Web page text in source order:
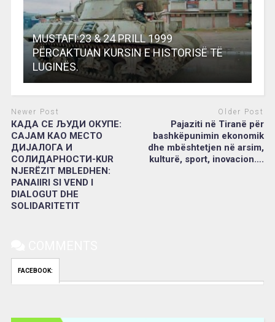
MUSTAFI:23 & 24 PRILL 1999
PËRCAKTUAN KURSIN E HISTORISË TË
LUGINËS.
Newer Post
КАДА СЕ ЉУДИ ОКУПЕ:
САЈАМ КАО МЕСТО
ДИЈАЛОГА И
СОЛИДАРНОСТИ-KUR
NJERËZIT MBLEDHEN:
PANAIIRI SI VEND I
DIALOGUT DHE
SOLIDARITETIT
Older Post
Pajaziti në Tiranë për
bashkëpunimin ekonomik
dhe mbështetjen në arsim,
kulturë, sport, inovacion….
FACEBOOK: